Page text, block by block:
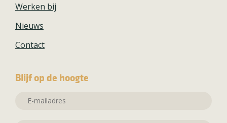
Werken bij
Nieuws
Contact
Blijf op de hoogte